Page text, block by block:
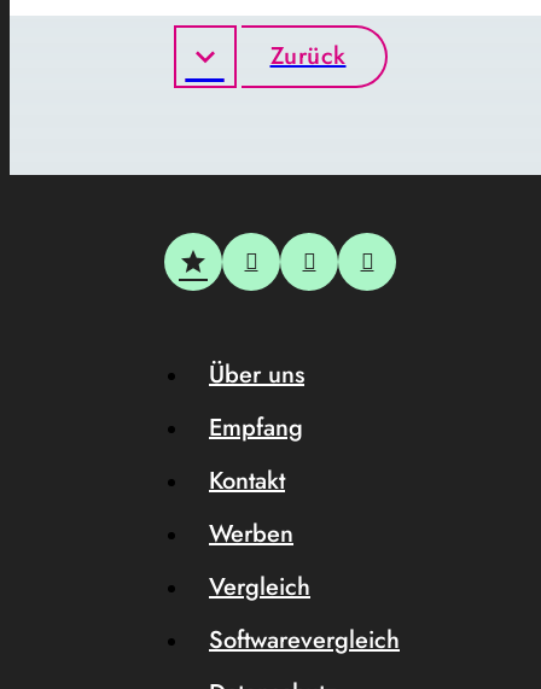
Zurück
Über uns
Empfang
Kontakt
Werben
Vergleich
Softwarevergleich